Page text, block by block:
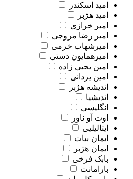
امید اسکندر
امید هژبر
امیر خرازی
امیر رضا مروجی
امیرشهاب خرمی
امیرهمایون دستی
امین یحیی زاده
امین یزدانی
اندیشه هژبر
اندیشیا
انگلیسی
اوت آو ناور
ایتالیلیی
ایمان بیات
ایمان هژبر
بابک فرخی
بارامانت